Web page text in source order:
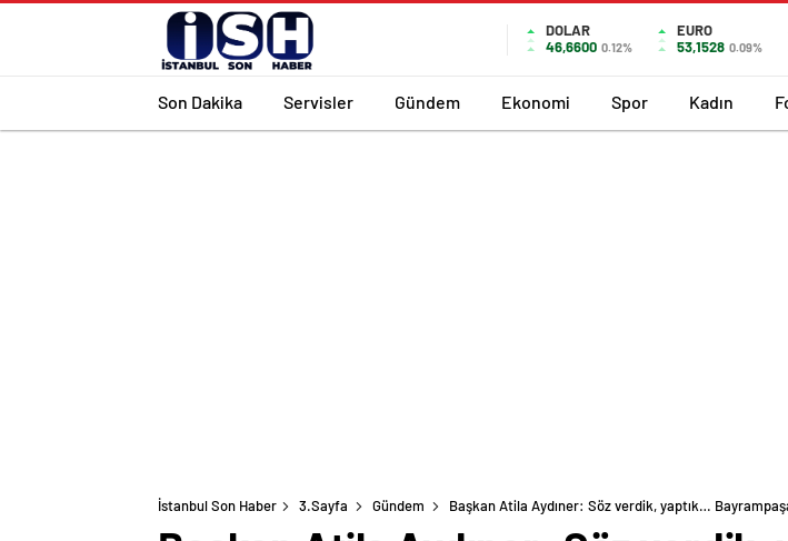
DOLAR
46,6600 0.12%
EURO
53,1528 0.09%
Son Dakika Servisler Gündem Ekonomi Spor Kadın
İstanbul Son Haber 3.Sayfa Gündem Başkan Atila Aydıner: Söz verdik, yaptık…